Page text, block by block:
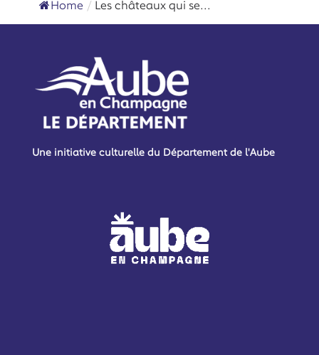
Home / Les châteaux qui se...
Une initiative culturelle du Département de l'Aube